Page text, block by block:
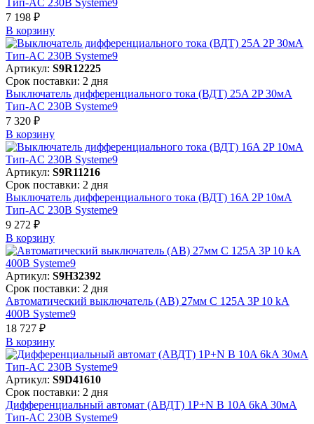
7 198 ₽
В корзинy
Артикул: S9R12225
Срок поставки: 2 дня
Выключатель дифференциального тока (ВДТ) 25A 2P 30мА
Тип-AC 230В Systeme9
7 320 ₽
В корзинy
Артикул: S9R11216
Срок поставки: 2 дня
Выключатель дифференциального тока (ВДТ) 16A 2P 10мА
Тип-AC 230В Systeme9
9 272 ₽
В корзинy
Артикул: S9H32392
Срок поставки: 2 дня
Автоматический выключатель (АВ) 27мм C 125A 3P 10 kA
400В Systeme9
18 727 ₽
В корзинy
Артикул: S9D41610
Срок поставки: 2 дня
Дифференциальный автомат (АВДТ) 1P+N B 10A 6kA 30мА
Тип-AC 230В Systeme9